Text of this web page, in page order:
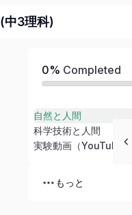
(中3理科)
0% Completed
自然と人間
科学技術と人間
実験動画（YouTube
もっと